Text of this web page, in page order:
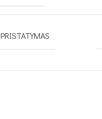
PRISTATYMAS